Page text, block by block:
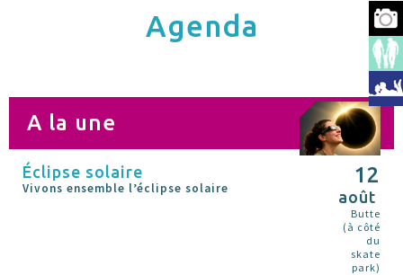
Agenda
A la une
Éclipse solaire
Vivons ensemble l’éclipse solaire
12
août
Butte
(à côté
du
skate
park)